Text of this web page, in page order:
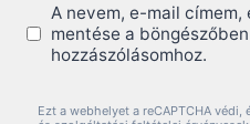
A nevem, e-mail
mentése a
hozzászólásomhoz.
Ezt a webhelyet a reCAPTCHA